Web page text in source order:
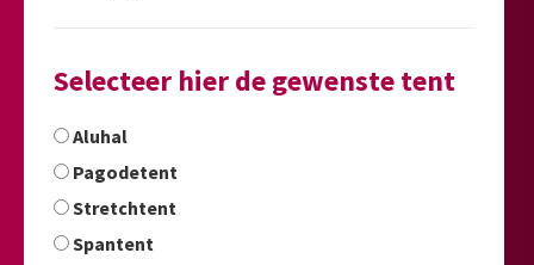
Selecteer hier de gewenste tent
Aluhal
Pagodetent
Stretchtent
Spantent